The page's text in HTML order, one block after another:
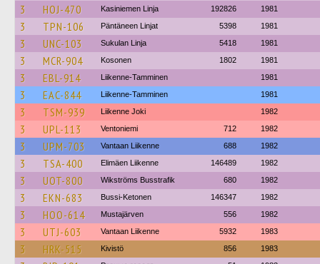
3 HOJ-470 Kasiniemen Linja 192826 1981
3 TPN-106 Päntäneen Linjat 5398 1981
3 UNC-103 Sukulan Linja 5418 1981
3 MCR-904 Kosonen 1802 1981
3 EBL-914 Liikenne-Tamminen 1981
3 EAC-844 Liikenne-Tamminen 1981
3 TSM-939 Liikenne Joki 1982
3 UPL-113 Ventoniemi 712 1982
3 UPM-703 Vantaan Liikenne 688 1982
3 TSA-400 Elimäen Liikenne 146489 1982
3 UOT-800 Wikströms Busstrafik 680 1982
3 EKN-683 Bussi-Ketonen 146347 1982
3 HOO-614 Mustajärven 556 1982
3 UTJ-603 Vantaan Liikenne 5932 1983
3 HRK-515 Kivistö 856 1983